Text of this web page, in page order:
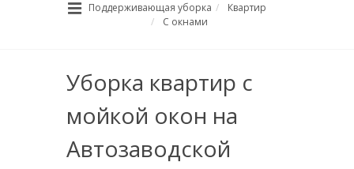
Поддерживающая уборка
Квартир
С окнами
Уборка квартир с
мойкой окон на
Автозаводской